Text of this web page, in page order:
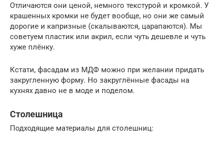
Отличаются они ценой, немного текстурой и кромкой. У
крашенных кромки не будет вообще, но они же самый
дорогие и капризные (скалываются, царапаются). Мы
советуем пластик или акрил, если чуть дешевле и чуть
хуже плёнку.
Кстати, фасадам из МДФ можно при желании придать
закругленную форму. Но закруглённые фасады на
кухнях давно не в моде и поделом.
Столешница
Подходящие материалы для столешниц: